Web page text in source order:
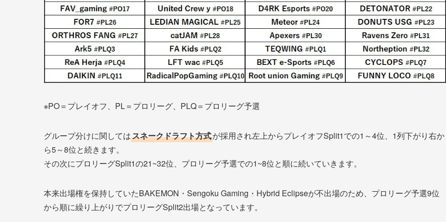
※PO＝プレイオフ、PL＝プロリーグ、PLQ＝プロリーグ予選
グループ分けに関してはスネークドラフト方式が採用され左上からプレイオフSplit1での1～4位、1列下がり右か
ら5～8位と続きます。
その次にプロリーグSplit1の21~32位、プロリーグ予選での1~8位と順に続いていきます。
本来出場権を保持していたBAKEMON・Sengoku Gaming・Hybrid Eclipseが不出場のため、プロリーグ予選9位
から順に繰り上がりでプロリーグSplit2出場となっています。